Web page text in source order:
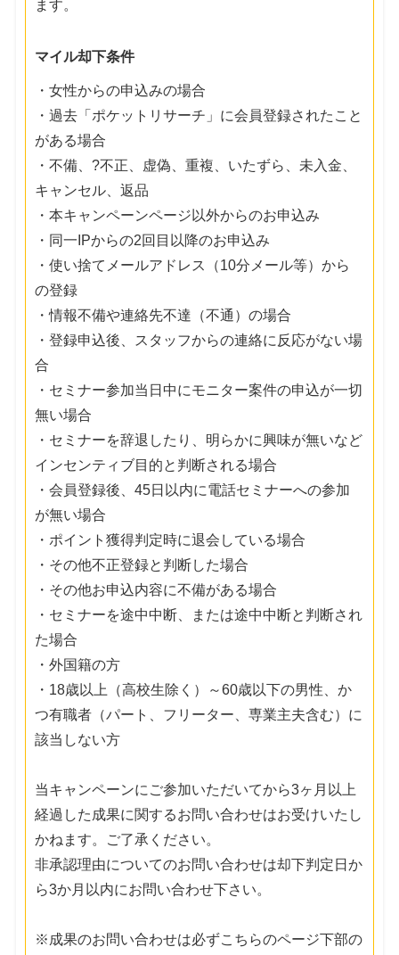
ます。
マイル却下条件
・女性からの申込みの場合
・過去「ポケットリサーチ」に会員登録されたこと
がある場合
・不備、?不正、虚偽、重複、いたずら、未入金、
キャンセル、返品
・本キャンペーンページ以外からのお申込み
・同一IPからの2回目以降のお申込み
・使い捨てメールアドレス（10分メール等）から
の登録
・情報不備や連絡先不達（不通）の場合
・登録申込後、スタッフからの連絡に反応がない場
合
・セミナー参加当日中にモニター案件の申込が一切
無い場合
・セミナーを辞退したり、明らかに興味が無いなど
インセンティブ目的と判断される場合
・会員登録後、45日以内に電話セミナーへの参加
が無い場合
・ポイント獲得判定時に退会している場合
・その他不正登録と判断した場合
・その他お申込内容に不備がある場合
・セミナーを途中中断、または途中中断と判断され
た場合
・外国籍の方
・18歳以上（高校生除く）～60歳以下の男性、か
つ有職者（パート、フリーター、専業主夫含む）に
該当しない方
当キャンペーンにご参加いただいてから3ヶ月以上
経過した成果に関するお問い合わせはお受けいたし
かねます。ご了承ください。
非承認理由についてのお問い合わせは却下判定日か
ら3か月以内にお問い合わせ下さい。
※成果のお問い合わせは必ずこちらのページ下部の